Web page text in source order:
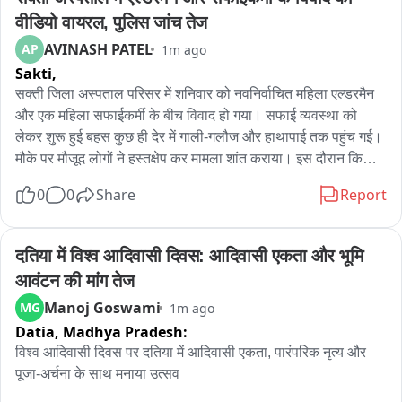
वीडियो वायरल, पुलिस जांच तेज
AP AVINASH PATEL 1m ago
Sakti,
सक्ती जिला अस्पताल परिसर में शनिवार को नवनिर्वाचित महिला एल्डरमैन
और एक महिला सफाईकर्मी के बीच विवाद हो गया। सफाई व्यवस्था को
लेकर शुरू हुई बहस कुछ ही देर में गाली-गलौज और हाथापाई तक पहुंच गई।
मौके पर मौजूद लोगों ने हस्तक्षेप कर मामला शांत कराया। इस दौरान किसी
वायरल हो रहा है। दोनों पक्षों ने सक्ती थाने में शिकायत दर्ज कराई है और
जानकारी के अनुसार, वार्ड क्रमांक 18 निवासी सुशीला गबेल, जो हाल ही में
एल्डरमैन निर्वाचित हुई हैं, शनिवार को अपने निजी कार्य से जिला अस्पताल
पहुंची थीं। अस्पताल परिसर में गंदगी देखने के बाद उन्होंने सफाई व्यवस्था
को लेकर वहां मौजूद महिला सफाईकर्मियों से सवाल किया। इसी बात को
लेकर दोनों पक्षों के बीच बहस शुरू हो गई।
0 0 Share Report
दतिया में विश्व आदिवासी दिवस: आदिवासी एकता और भूमि
आवंटन की मांग तेज
MG Manoj Goswami 1m ago
Datia, Madhya Pradesh:
विश्व आदिवासी दिवस पर दतिया में आदिवासी एकता, पारंपरिक नृत्य और
पूजा-अर्चना के साथ मनाया उत्सव